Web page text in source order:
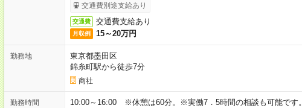
交通費別途支給あり
交通費 交通費支給あり
月収例 15～20万円
勤務地
東京都墨田区
錦糸町駅から徒歩7分
商社
勤務時間 10:00～16:00 ※休憩は60分。※実働7．5時間の相談も可能です。